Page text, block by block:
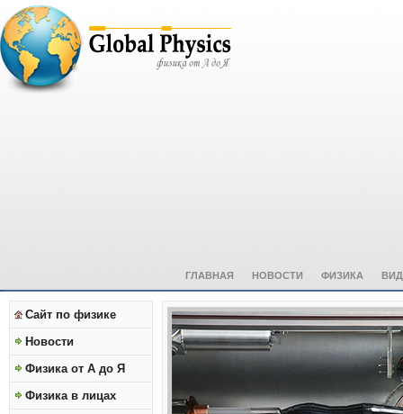
ГЛАВНАЯ НОВОСТИ ФИЗИКА
Сайт по физике
Новости
Физика от А до Я
Физика в лицах